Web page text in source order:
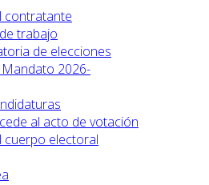
contratante
trabajo
de elecciones
Mandato 2026-
al acto de votación
cuerpo electoral